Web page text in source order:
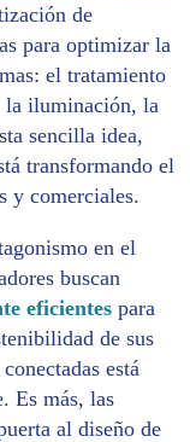
de
para optimizar la
el tratamiento
iluminación, la
sencilla idea,
transformando el
y comerciales.
en el
buscan
eficientes para
de sus
está
Es más, las
al diseño de